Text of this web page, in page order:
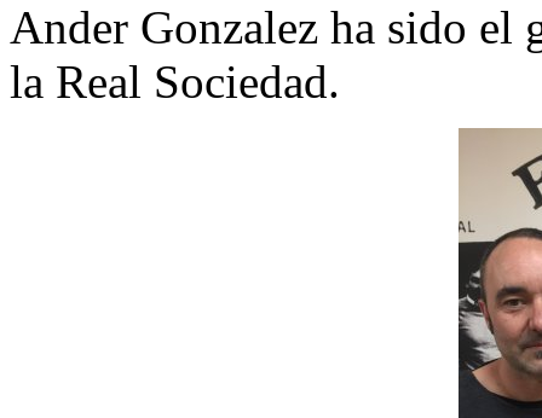
Ander Gonzalez ha sido el
la Real Sociedad.